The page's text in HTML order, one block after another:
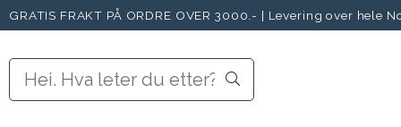
GRATIS FRAKT PÅ ORDRE OVER 3000.- | Levering over hele